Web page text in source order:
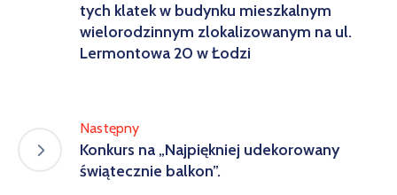
tych klatek w budynku mieszkalnym
wielorodzinnym zlokalizowanym na ul.
Lermontowa 20 w Łodzi
Następny
Konkurs na „Najpiękniej udekorowany
świątecznie balkon”.